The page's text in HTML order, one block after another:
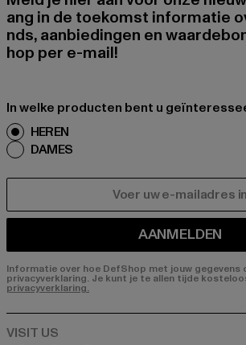
ang in de toekomst informatie
nds, aanbiedingen en
hop per e-mail!
In welke producten bent u
HEREN
DAMES
AANMELDEN
Informatie over hoe DefShop met jouw gegevens
privacyverklaring. Je kunt je te allen tijde
privacyverklaring.